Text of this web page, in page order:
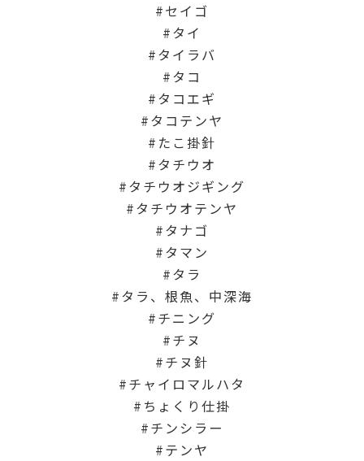
セイゴ
タイ
タイラバ
タコ
タコエギ
タコテンヤ
たこ掛針
タチウオ
タチウオジギング
タチウオテンヤ
タナゴ
タマン
タラ
タラ、根魚、中深海
チニング
チヌ
チヌ針
チャイロマルハタ
ちょくり仕掛
チンシラー
テンヤ